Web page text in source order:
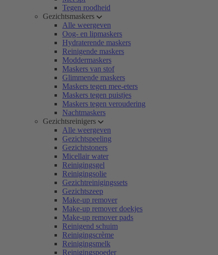
Tegen roodheid
Gezichtsmaskers
Alle weergeven
Oog- en lipmaskers
Hydraterende maskers
Reinigende maskers
Moddermaskers
Maskers van stof
Glimmende maskers
Maskers tegen mee-eters
Maskers tegen puistjes
Maskers tegen veroudering
Nachtmaskers
Gezichtsreinigers
Alle weergeven
Gezichtspeeling
Gezichtstoners
Micellair water
Reinigingsgel
Reinigingsolie
Gezichtreinigingssets
Gezichtszeep
Make-up remover
Make-up remover doekjes
Make-up remover pads
Reinigend schuim
Reinigingscrème
Reinigingsmelk
Reinigingspoeder